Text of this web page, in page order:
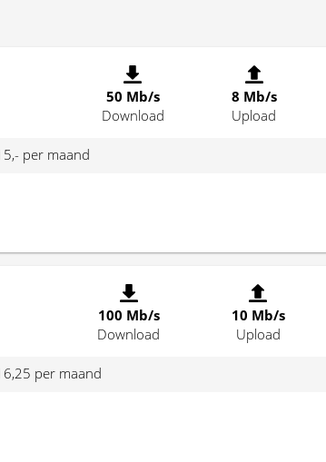
50 Mb/s
Download
8 Mb/s
Upload
per maand
100 Mb/s
Download
10 Mb/s
Upload
per maand